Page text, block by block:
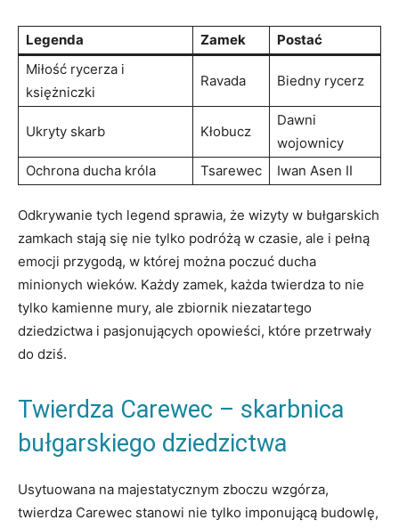
Legenda Zamek
Postać
Miłość rycerza i
księżniczki
Ravada Biedny rycerz
Ukryty skarb Kłobucz
Dawni
wojownicy
Ochrona ducha ⁢króla
Tsarewec Iwan Asen ‍II
Odkrywanie tych legend ⁢sprawia, że wizyty ⁤w bułgarskich
zamkach stają się ​nie tylko ‌podróżą ⁢w‍ czasie, ⁣ale i pełną
emocji przygodą, w której można poczuć ‍ducha
minionych ‍wieków. Każdy ​zamek, każda twierdza to‍ nie
tylko kamienne mury, ale zbiornik niezatartego
‌dziedzictwa​ i pasjonujących opowieści, które⁣ przetrwały
do dziś.
Twierdza Carewec –⁢ skarbnica
bułgarskiego‌ dziedzictwa
Usytuowana na majestatycznym zboczu wzgórza,
twierdza Carewec stanowi⁢ nie tylko imponującą budowlę,